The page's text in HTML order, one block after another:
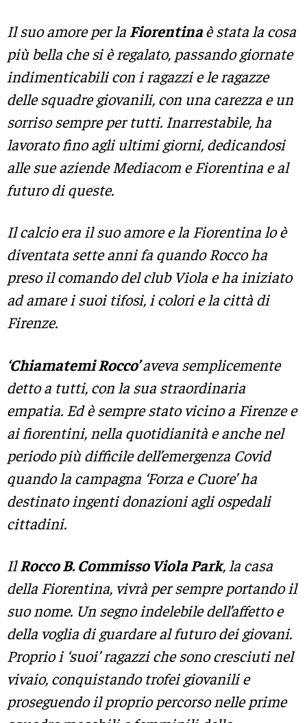
Il suo amore per la Fiorentinaè stata la cosa
più bella che si è regalato, passando giornate
indimenticabili con i ragazzi e le ragazze
delle squadre giovanili, con una carezza e un
sorriso sempre per tutti. Inarrestabile, ha
lavorato fino agli ultimi giorni, dedicandosi
alle sue aziende Mediacom e Fiorentina e al
futuro di queste.
Il calcio era il suo amore e la Fiorentina lo è
diventata sette anni fa quando Rocco ha
preso il comando del club Viola e ha iniziato
ad amare i suoi tifosi, i colori e la città di
Firenze.
‘Chiamatemi Rocco’aveva semplicemente
detto a tutti, con la sua straordinaria
empatia. Ed è sempre stato vicino a Firenze e
ai fiorentini, nella quotidianità e anche nel
periodo più difficile dell’emergenza Covid
quando la campagna ‘Forza e Cuore’ ha
destinato ingenti donazioni agli ospedali
cittadini.
IlRocco B. Commisso Viola Park, la casa
della Fiorentina, vivrà per sempre portando il
suo nome. Un segno indelebile dell’affetto e
della voglia di guardare al futuro dei giovani.
Proprio i ‘suoi’ ragazzi che sono cresciuti nel
vivaio, conquistando trofei giovanili e
proseguendo il proprio percorso nelle prime